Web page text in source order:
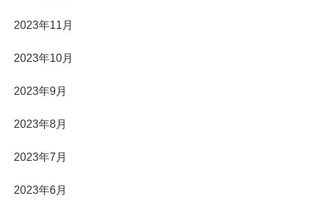
2023年11月
2023年10月
2023年9月
2023年8月
2023年7月
2023年6月